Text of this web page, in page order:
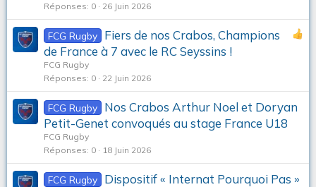
Réponses 0 26 Juin 2026
FCG Rugby
Fiers de nos Crabos, Champions
de France à 7 avec le RC Seyssins !
FCG Rugby
Réponses 0 22 Juin 2026
FCG Rugby
Nos Crabos Arthur Noel et Doryan
Petit-Genet convoqués au stage France U18
FCG Rugby
Réponses 0 18 Juin 2026
FCG Rugby
Dispositif « Internat Pourquoi Pas »